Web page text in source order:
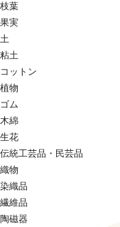
枝葉
果実
土
粘土
コットン
植物
ゴム
木綿
生花
伝統工芸品・民芸品
織物
染織品
繊維品
陶磁器